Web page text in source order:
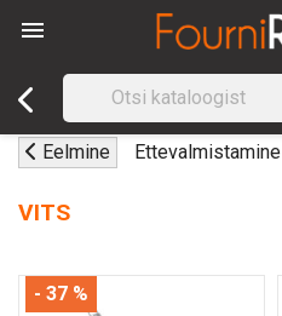

Eelmine Ettevalmistamine
VITS
- 37 %